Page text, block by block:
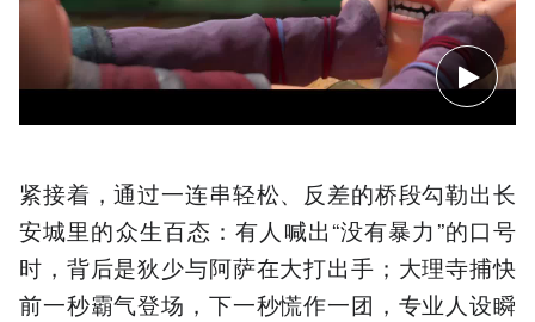
紧接着，通过一连串轻松、反差的桥段勾勒出长
安城里的众生百态：有人喊出“没有暴力”的口号
时，背后是狄少与阿萨在大打出手；大理寺捕快
前一秒霸气登场，下一秒慌作一团，专业人设瞬